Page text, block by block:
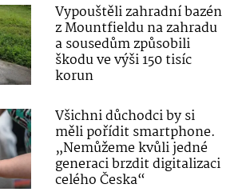
Vypouštěli zahradní bazén
z Mountfieldu na zahradu
a sousedům způsobili
škodu ve výši 150 tisíc
korun
Všichni důchodci by si
měli pořídit smartphone.
„Nemůžeme kvůli jedné
generaci brzdit digitalizaci
celého Česka“